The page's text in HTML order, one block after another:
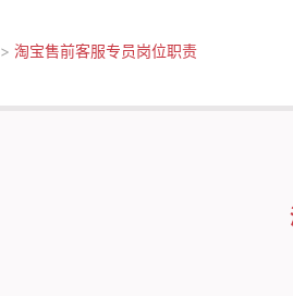
> 淘宝售前客服专员岗位职责